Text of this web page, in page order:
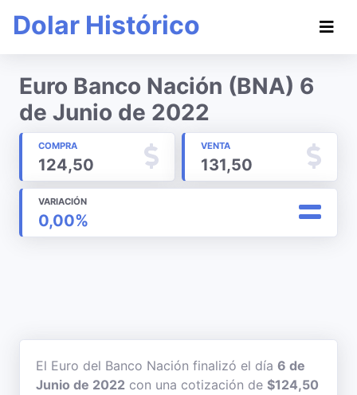
Dolar Histórico
Euro Banco Nación (BNA) 6
de Junio de 2022
COMPRA
124,50
VENTA
131,50
VARIACIÓN
0,00%
El Euro del Banco Nación finalizó el día 6 de
Junio de 2022 con una cotización de $124,50